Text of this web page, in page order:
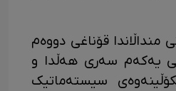
منداڵاندا قۆناغی دووەم
یەکەم سەری هەڵدا و
سیستەماتیک